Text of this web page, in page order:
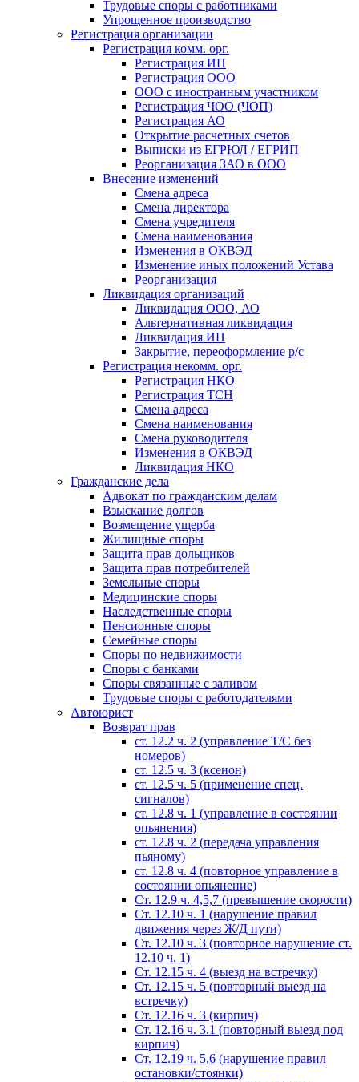
Трудовые споры с работниками
Упрощенное производство
Регистрация организации
Регистрация комм. орг.
Регистрация ИП
Регистрация ООО
ООО с иностранным участником
Регистрация ЧОО (ЧОП)
Регистрация АО
Открытие расчетных счетов
Выписки из ЕГРЮЛ / ЕГРИП
Реорганизация ЗАО в ООО
Внесение изменений
Смена адреса
Смена директора
Cмена учредителя
Смена наименования
Изменения в ОКВЭД
Изменение иных положений Устава
Реорганизация
Ликвидация организаций
Ликвидация ООО, АО
Альтернативная ликвидация
Ликвидация ИП
Закрытие, переоформление р/с
Регистрация некомм. орг.
Регистрация НКО
Регистрация ТСН
Смена адреса
Смена наименования
Смена руководителя
Изменения в ОКВЭД
Ликвидация НКО
Гражданские дела
Адвокат по гражданским делам
Взыскание долгов
Возмещение ущерба
Жилищные споры
Защита прав дольщиков
Защита прав потребителей
Земельные споры
Медицинские споры
Наследственные споры
Пенсионные споры
Семейные споры
Cпоры по недвижимости
Споры с банками
Споры связанные с заливом
Трудовые споры с работодателями
Автоюрист
Возврат прав
ст. 12.2 ч. 2 (управление Т/С без
номеров)
ст. 12.5 ч. 3 (ксенон)
ст. 12.5 ч. 5 (применение спец.
сигналов)
cт. 12.8 ч. 1 (управление в состоянии
опьянения)
ст. 12.8 ч. 2 (передача управления
пьяному)
ст. 12.8 ч. 4 (повторное управление в
состоянии опьянение)
Ст. 12.9 ч. 4,5,7 (превышение скорости)
Ст. 12.10 ч. 1 (нарушение правил
движения через Ж/Д пути)
Ст. 12.10 ч. 3 (повторное нарушение ст.
12.10 ч. 1)
Ст. 12.15 ч. 4 (выезд на встречку)
Ст. 12.15 ч. 5 (повторный выезд на
встречку)
Ст. 12.16 ч. 3 (кирпич)
Ст. 12.16 ч. 3.1 (повторный выезд под
кирпич)
Ст. 12.19 ч. 5,6 (нарушение правил
остановки/стоянки)